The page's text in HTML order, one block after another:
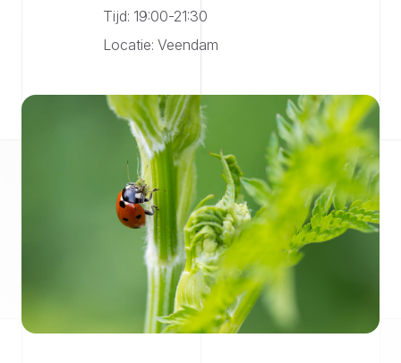
Tijd: 19:00-21:30
Locatie: Veendam